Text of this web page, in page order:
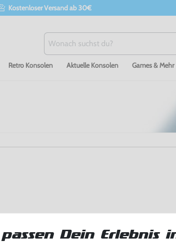
Kostenloser Versand ab 30€
Retro Konsolen Aktuelle Konsolen Games & Mehr
passen Dein Erlebnis